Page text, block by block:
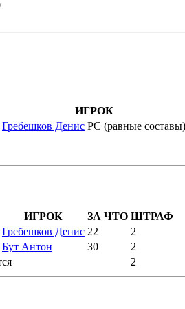
ИГРОК
Гребешков Денис РС (равные составы)
ИГРОК ЗА ЧТО ШТРАФ
Гребешков Денис 22
2
Бут Антон 30
2
2